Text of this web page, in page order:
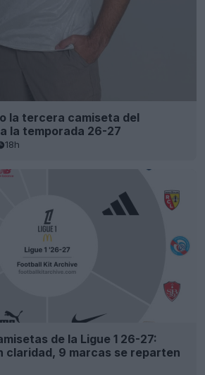
la tercera camiseta del
la temporada 26-27
18h
de la Ligue 1 26-27:
claridad, 9 marcas se reparten